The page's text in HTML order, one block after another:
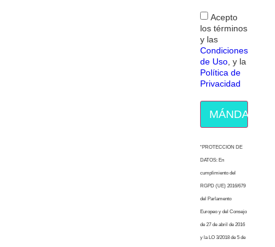
Acepto
los términos
y las
Condiciones
de Uso, y la
Política de
Privacidad
MÁNDAME
“PROTECCION DE
DATOS: En
cumplimiento del
RGPD (UE) 2016/679
del Parlamento
Europeo y del Consejo
de 27 de abril de 2016
y la LO 3/2018 de 5 de